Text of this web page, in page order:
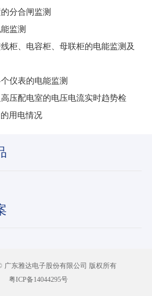
分合闸监测
监测
柜、电容柜、母联柜的电能监测及
仪表的电能监测
压配电室的电压电流实时趋势检
用电情况
广东雅达电子股份有限公司 版权所有
粤ICP备14044295号